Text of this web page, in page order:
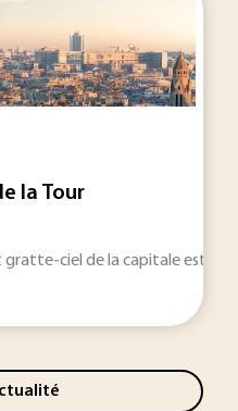
la Tour
ciel de la capitale est